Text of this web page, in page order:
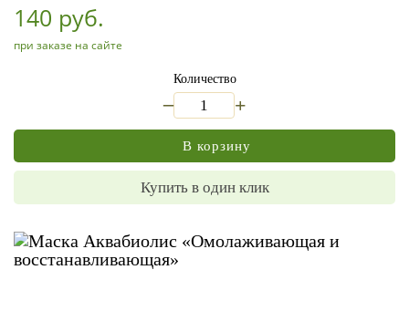
140 руб.
при заказе на сайте
Количество
+
В корзину
Купить в один клик